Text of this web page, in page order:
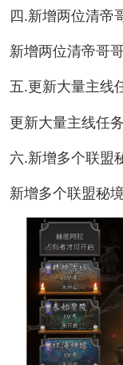
四.新增两位清帝
新增两位清帝哥
五.更新大量主线
更新大量主线任
六.新增多个联盟
新增多个联盟秘